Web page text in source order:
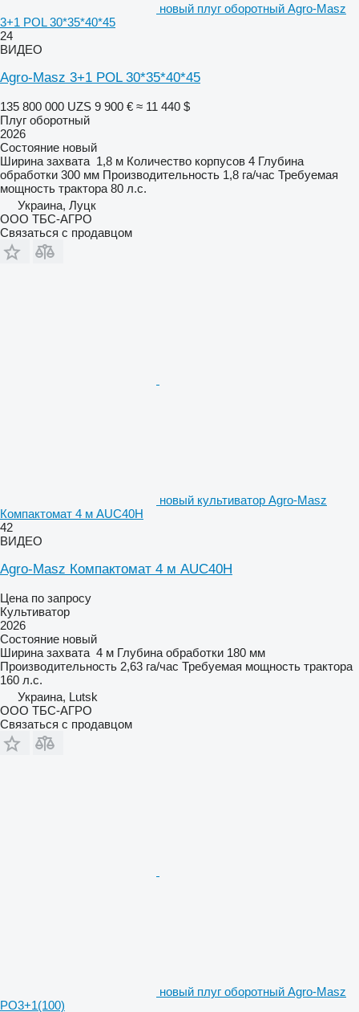
новый плуг оборотный Agro-Masz
3+1 POL 30*35*40*45
24
ВИДЕО
Agro-Masz 3+1 POL 30*35*40*45
135 800 000 UZS 9 900 € ≈ 11 440 $
Плуг оборотный
2026
Состояние новый
Ширина захвата 1,8 м Количество корпусов 4 Глубина
обработки 300 мм Производительность 1,8 га/час Требуемая
мощность трактора 80 л.с.
Украина, Луцк
ООО ТБС-АГРО
Связаться с продавцом
новый культиватор Agro-Masz
Компактомат 4 м AUC40H
42
ВИДЕО
Agro-Masz Компактомат 4 м AUC40H
Цена по запросу
Культиватор
2026
Состояние новый
Ширина захвата 4 м Глубина обработки 180 мм
Производительность 2,63 га/час Требуемая мощность трактора
160 л.с.
Украина, Lutsk
ООО ТБС-АГРО
Связаться с продавцом
новый плуг оборотный Agro-Masz
PO3+1(100)